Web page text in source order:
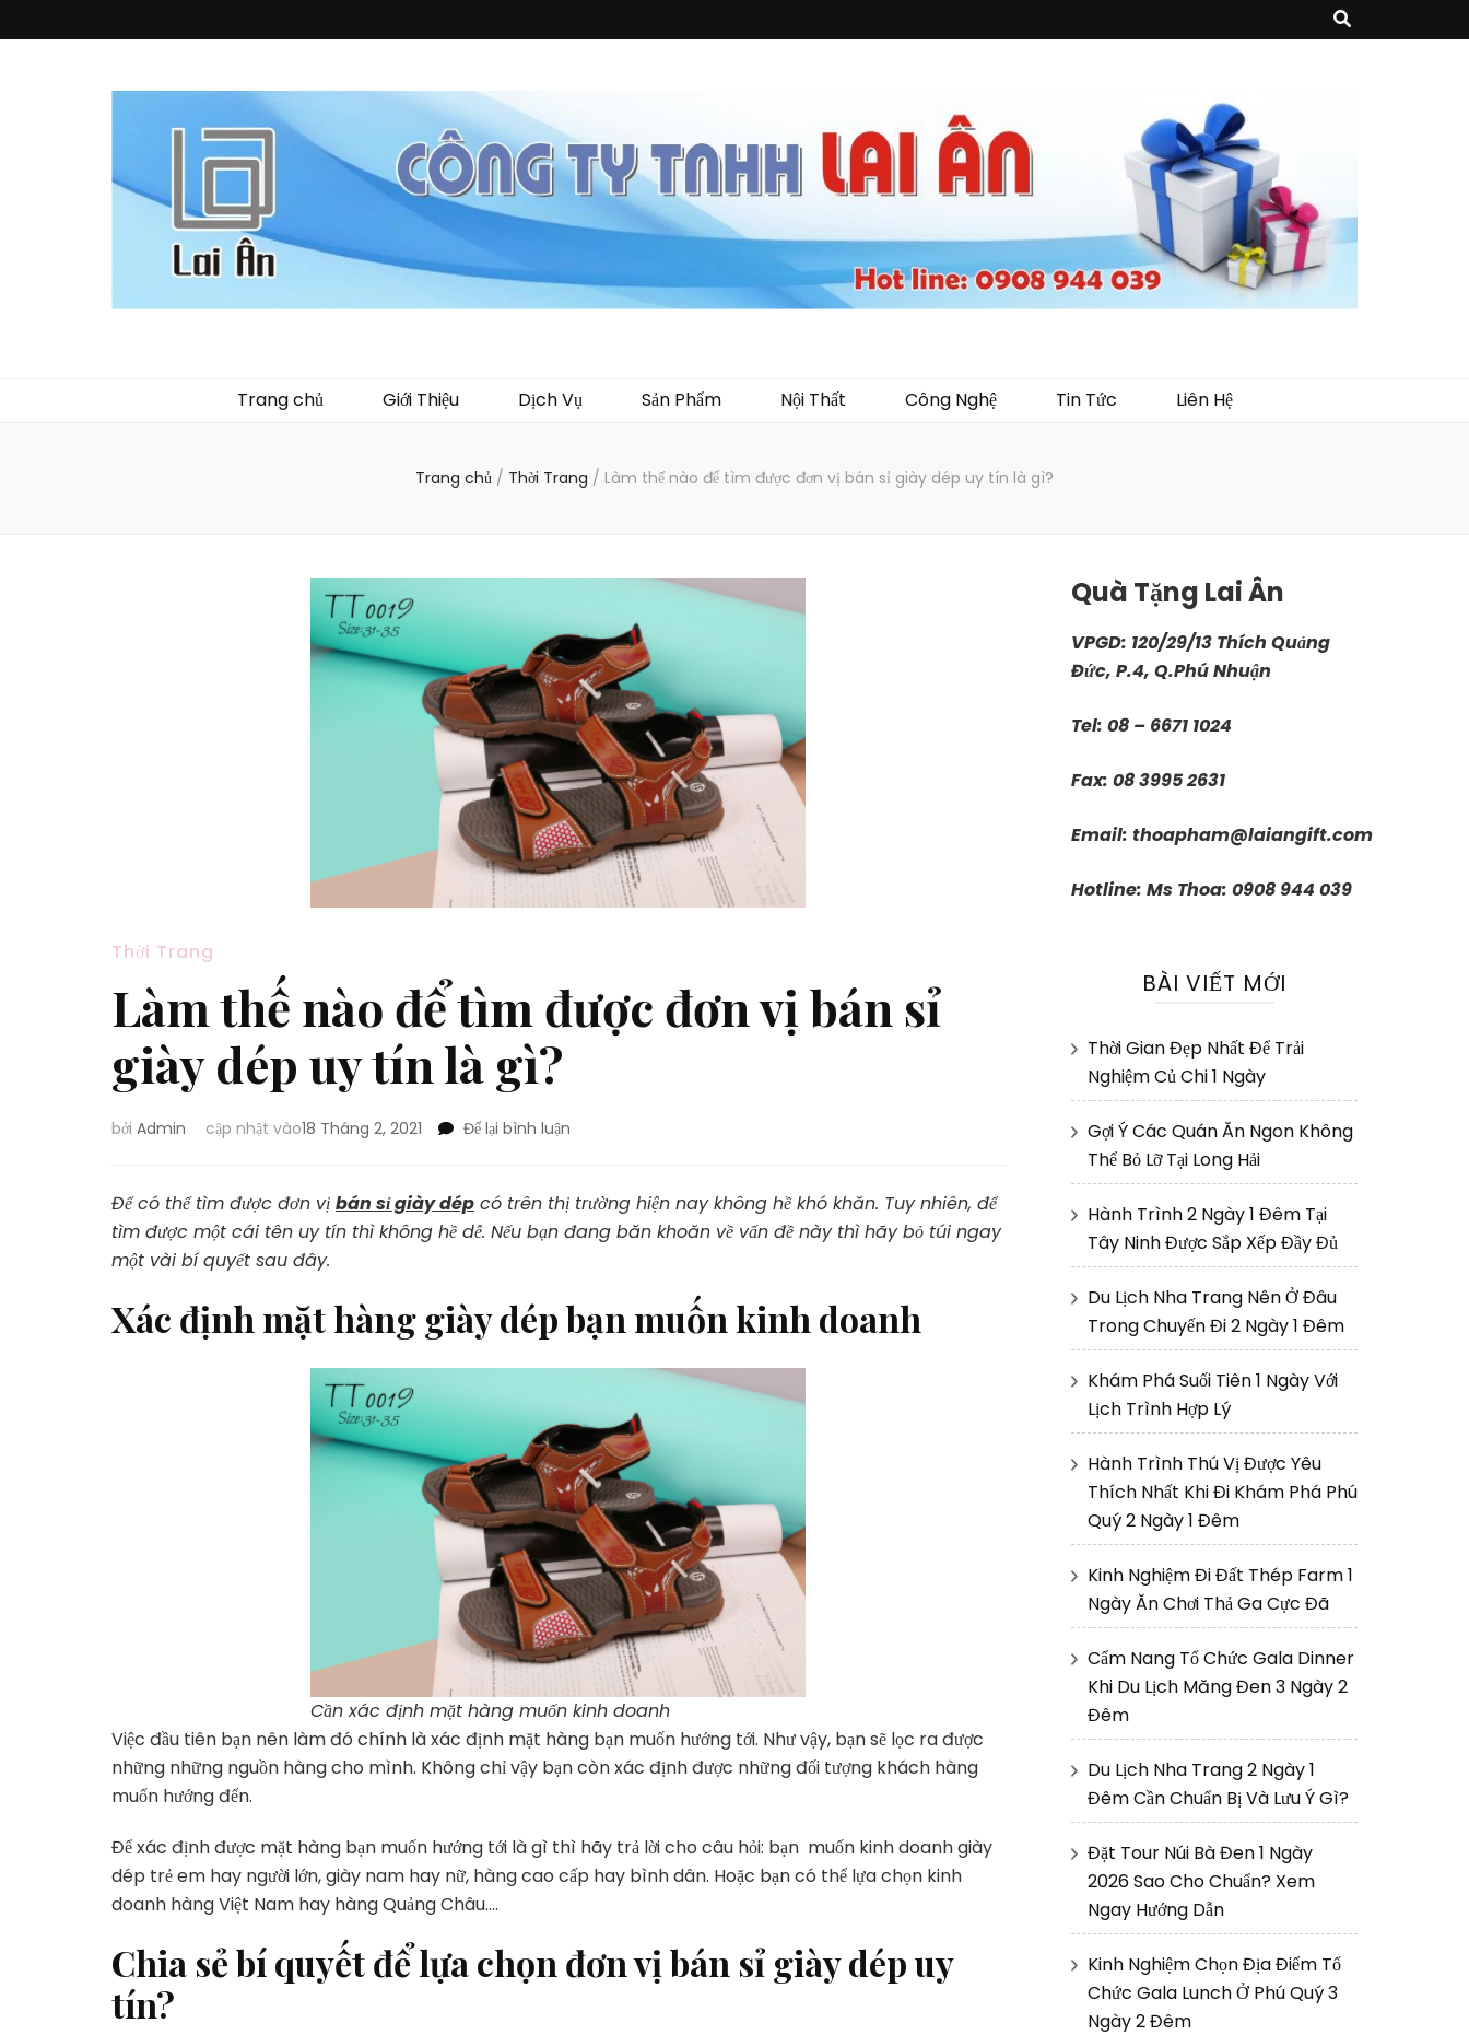
Trang chủ Giới Thiệu Dịch Vụ Sản Phẩm Nội Thất Công Nghệ Tin Tức Liên Hệ
Trang chủ / Thời Trang / Làm thế nào để tìm được đơn vị bán sỉ giày dép uy tín là gì?
Thời Trang
Làm thế nào để tìm được đơn vị bán sỉ
giày dép uy tín là gì?
bởi Admin cập nhật vào18 Tháng 2, 2021 Để lại bình luận
nào
tìm
vị
bán
uy
tín
là
gì?
Để có thể tìm được đơn vị bán sỉ giày dép có trên thị trường hiện nay không hề khó khăn. Tuy nhiên, để
tìm được một cái tên uy tín thì không hề dễ. Nếu bạn đang băn khoăn về vấn đề này thì hãy bỏ túi ngay
một vài bí quyết sau đây.
Xác định mặt hàng giày dép bạn muốn kinh doanh
Cần xác định mặt hàng muốn kinh doanh
Việc đầu tiên bạn nên làm đó chính là xác định mặt hàng bạn muốn hướng tới. Như vậy, bạn sẽ lọc ra được
những những nguồn hàng cho mình. Không chỉ vậy bạn còn xác định được những đối tượng khách hàng
muốn hướng đến.
Để xác định được mặt hàng bạn muốn hướng tới là gì thì hãy trả lời cho câu hỏi: bạn muốn kinh doanh giày
dép trẻ em hay người lớn, giày nam hay nữ, hàng cao cấp hay bình dân. Hoặc bạn có thể lựa chọn kinh
doanh hàng Việt Nam hay hàng Quảng Châu….
Chia sẻ bí quyết để lựa chọn đơn vị bán sỉ giày dép uy
tín?
Quà Tặng Lai Ân
VPGD: 120/29/13 Thích Quảng
Đức, P.4, Q.Phú Nhuận
Tel: 08 – 6671 1024
Fax: 08 3995 2631
Email: thoapham@laiangift.com
Hotline: Ms Thoa: 0908 944 039
BÀI VIẾT MỚI
Thời Gian Đẹp Nhất Để Trải
Nghiệm Củ Chi 1 Ngày
Gợi Ý Các Quán Ăn Ngon Không
Thể Bỏ Lỡ Tại Long Hải
Hành Trình 2 Ngày 1 Đêm Tại
Tây Ninh Được Sắp Xếp Đầy Đủ
Du Lịch Nha Trang Nên Ở Đâu
Trong Chuyến Đi 2 Ngày 1 Đêm
Khám Phá Suối Tiên 1 Ngày Với
Lịch Trình Hợp Lý
Hành Trình Thú Vị Được Yêu
Thích Nhất Khi Đi Khám Phá Phú
Quý 2 Ngày 1 Đêm
Kinh Nghiệm Đi Đất Thép Farm 1
Ngày Ăn Chơi Thả Ga Cực Đã
Cẩm Nang Tổ Chức Gala Dinner
Khi Du Lịch Măng Đen 3 Ngày 2
Đêm
Du Lịch Nha Trang 2 Ngày 1
Đêm Cần Chuẩn Bị Và Lưu Ý Gì?
Đặt Tour Núi Bà Đen 1 Ngày
2026 Sao Cho Chuẩn? Xem
Ngay Hướng Dẫn
Kinh Nghiệm Chọn Địa Điểm Tổ
Chức Gala Lunch Ở Phú Quý 3
Ngày 2 Đêm